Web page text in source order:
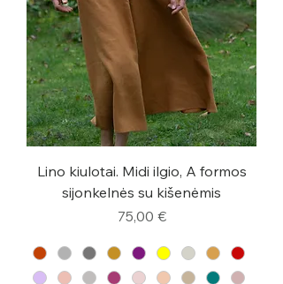
Lino kiulotai. Midi ilgio, A formos
sijonkelnės su kišenėmis
Kaina
75,00 €